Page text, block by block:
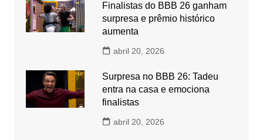
Finalistas do BBB 26 ganham
surpresa e prêmio histórico
aumenta
abril 20, 2026
Surpresa no BBB 26: Tadeu
entra na casa e emociona
finalistas
abril 20, 2026